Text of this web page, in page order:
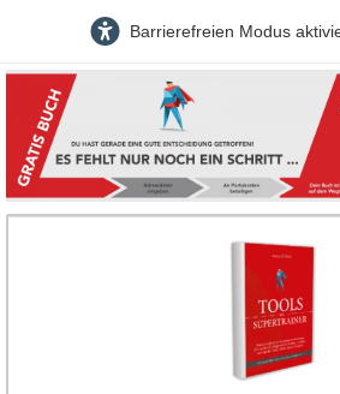
Barrierefreien Modus